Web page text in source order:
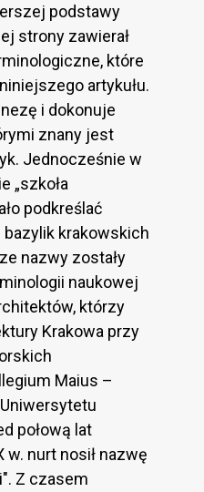
podstawy
strony zawierał
które
artykułu.
i dokonuje
znany jest
Jednocześnie w
„szkoła
podkreślać
krakowskich
nazwy zostały
naukowej
którzy
Krakowa przy
Maius –
połową lat
nurt nosił nazwę
Z czasem